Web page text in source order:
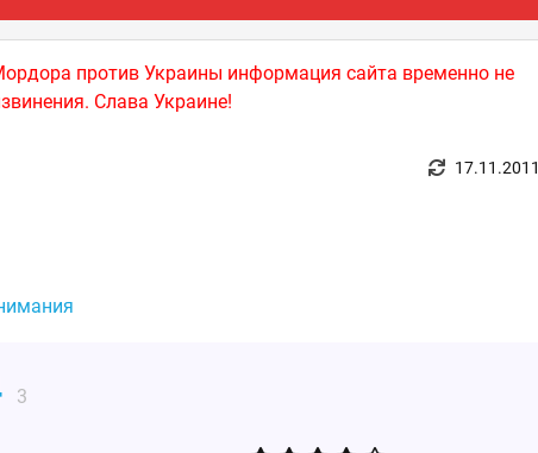
против Украины информация сайта временно не
Слава Украине!
17.11.2011
3